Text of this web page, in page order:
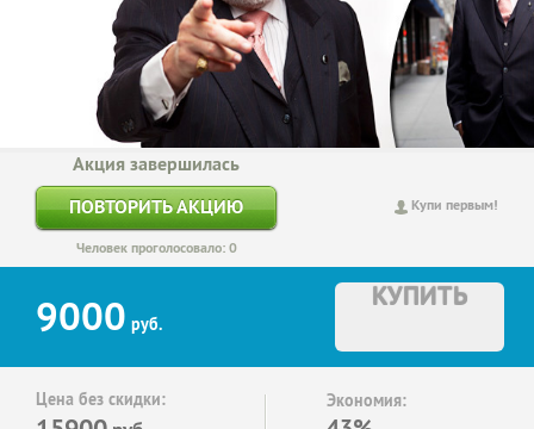
Купи первым!
Акция завершилась
ПОВТОРИТЬ АКЦИЮ
Человек проголосовало: 0
9000 руб.
КУПИТЬ
Цена без скидки: Экономия: